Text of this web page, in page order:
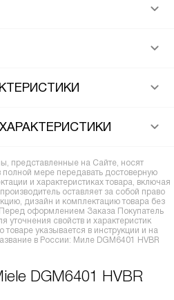
представленные на Сайте, носят
полной мере передавать достоверную
и характеристиках товара, включая
оставляет за собой право
дизайн и комплектацию товара без
оформлением Заказа Покупатель
уточнения свойств и характеристик
указывается в инструкции и на
в России: Миле DGM6401 HVBR
DGM6401 HVBR